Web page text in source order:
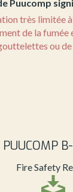
Puucomp
très limitée à
de la
ou
PUUCOMP
Fire Safety